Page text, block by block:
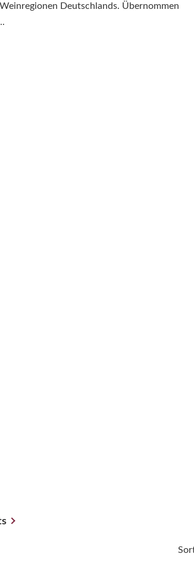
Deutschlands. Übernommen